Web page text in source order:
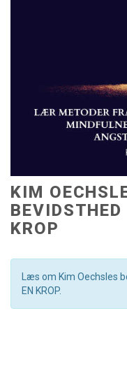
KIM
KROP
Læs om Kim Oechsles
EN KROP.